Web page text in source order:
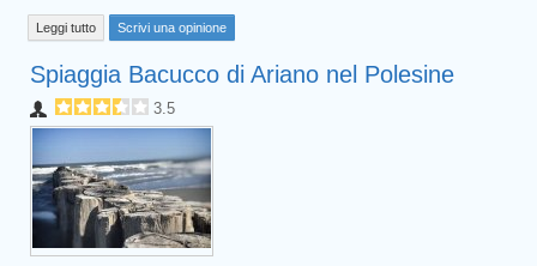
Leggi tutto Scrivi una opinione
Spiaggia Bacucco di Ariano nel Polesine
3.5